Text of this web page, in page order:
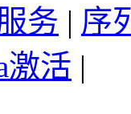
务 | 序
激活 |